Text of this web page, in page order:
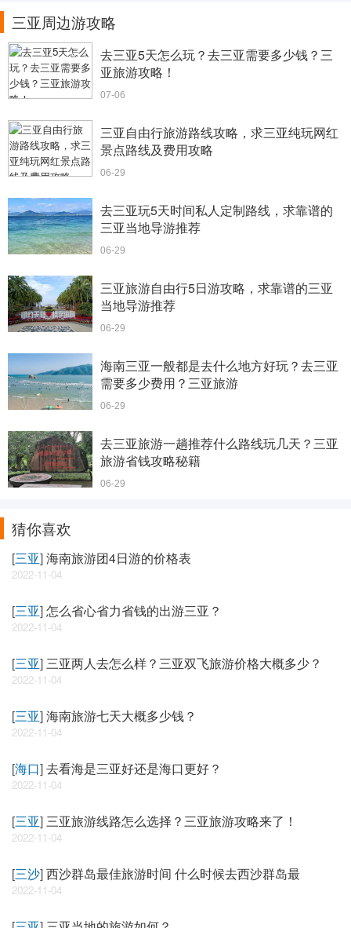
三亚周边游攻略
去三亚5天怎么玩？去三亚需要多少钱？三
亚旅游攻略！
07-06
三亚自由行旅游路线攻略，求三亚纯玩网红
景点路线及费用攻略
06-29
去三亚玩5天时间私人定制路线，求靠谱的
三亚当地导游推荐
06-29
三亚旅游自由行5日游攻略，求靠谱的三亚
当地导游推荐
06-29
海南三亚一般都是去什么地方好玩？去三亚
需要多少费用？三亚旅游
06-29
去三亚旅游一趟推荐什么路线玩几天？三亚
旅游省钱攻略秘籍
06-29
猜你喜欢
[三亚]海南旅游团4日游的价格表
2022-11-04
[三亚]怎么省心省力省钱的出游三亚？
2022-11-04
[三亚] 三亚两人去怎么样？三亚双飞旅游价格大概多少？
2022-11-04
[三亚]海南旅游七天大概多少钱？
2022-11-04
[海口]去看海是三亚好还是海口更好？
2022-11-04
[三亚] 三亚旅游线路怎么选择？三亚旅游攻略来了！
2022-11-04
[三沙]西沙群岛最佳旅游时间 什么时候去西沙群岛最
2022-11-04